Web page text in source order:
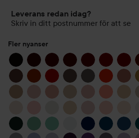
Leverans redan idag?
Skriv in ditt postnummer för att se
Fler nyanser